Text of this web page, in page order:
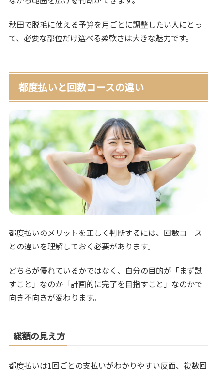
秋田で脱毛に使える予算を月ごとに調整したい人にとっ
て、必要な部位だけ選べる柔軟さは大きな魅力です。
都度払いと回数コースの違い
都度払いのメリットを正しく判断するには、回数コース
との違いを理解しておく必要があります。
どちらが優れているかではなく、自分の目的が「まず試
すこと」なのか「計画的に完了を目指すこと」なのかで
向き不向きが変わります。
総額の見え方
都度払いは1回ごとの支払いがわかりやすい反面、複数回